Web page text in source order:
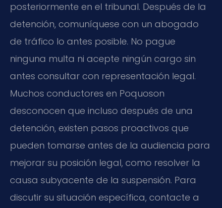
posteriormente en el tribunal. Después de la
detención, comuníquese con un abogado
de tráfico lo antes posible. No pague
ninguna multa ni acepte ningún cargo sin
antes consultar con representación legal.
Muchos conductores en Poquoson
desconocen que incluso después de una
detención, existen pasos proactivos que
pueden tomarse antes de la audiencia para
mejorar su posición legal, como resolver la
causa subyacente de la suspensión. Para
discutir su situación específica, contacte a